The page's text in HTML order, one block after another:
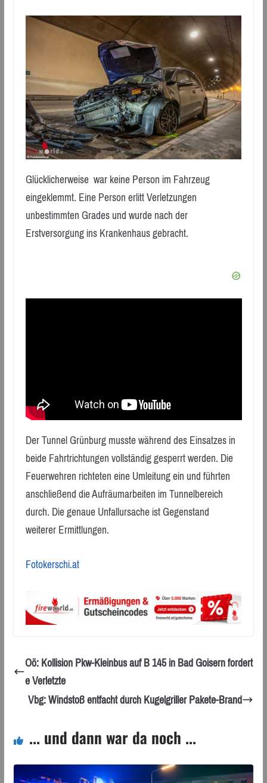
Glücklicherweise war keine Person im Fahrzeug
eingeklemmt. Eine Person erlitt Verletzungen
unbestimmten Grades und wurde nach der
Erstversorgung ins Krankenhaus gebracht.
Der Tunnel Grünburg musste während des Einsatzes in
beide Fahrtrichtungen vollständig gesperrt werden. Die
Feuerwehren richteten eine Umleitung ein und führten
anschließend die Aufräumarbeiten im Tunnelbereich
durch. Die genaue Unfallursache ist Gegenstand
weiterer Ermittlungen.
Fotokerschi.at
Oö: Kollision Pkw-Kleinbus auf B 145 in Bad Goisern fordert
e Verletzte
Vbg: Windstoß entfacht durch Kugelgriller Pakete-Brand
... und dann war da noch ...